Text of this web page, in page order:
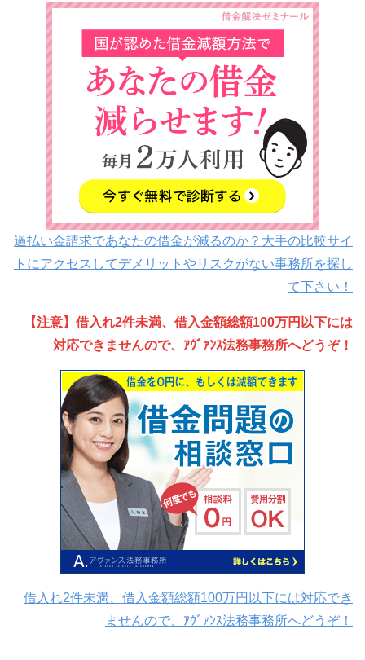
過払い金請求であなたの借金が減るのか？大手の比較サイ
トにアクセスしてデメリットやリスクがない事務所を探し
て下さい！
【注意】借入れ2件未満、借入金額総額100万円以下には
対応できませんので、ｱｳﾞｧﾝｽ法務事務所へどうぞ！
借入れ2件未満、借入金額総額100万円以下には対応でき
ませんので、ｱｳﾞｧﾝｽ法務事務所へどうぞ！